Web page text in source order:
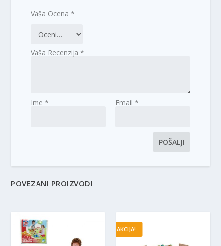
Vaša Ocena*
Vaša Recenzija*
Ime* Email *
POVEZANI PROIZVODI
AKCIJA!